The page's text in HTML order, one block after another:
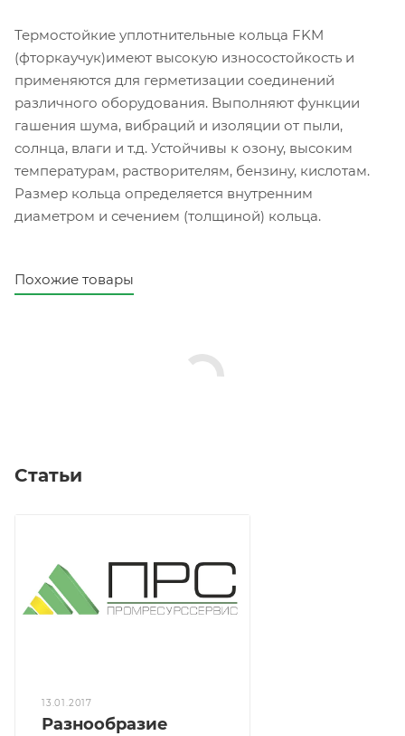
Термостойкие уплотнительные кольца FKM
(фторкаучук)имеют высокую износостойкость и
применяются для герметизации соединений
различного оборудования. Выполняют функции
гашения шума, вибраций и изоляции от пыли,
солнца, влаги и т.д. Устойчивы к озону, высоким
температурам, растворителям, бензину, кислотам.
Размер кольца определяется внутренним
диаметром и сечением (толщиной) кольца.
Похожие товары
Статьи
13.01.2017
Разнообразие